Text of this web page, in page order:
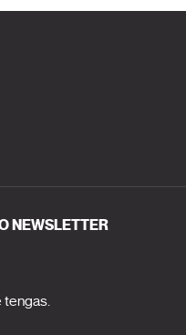
NEWSLETTER
tengas.